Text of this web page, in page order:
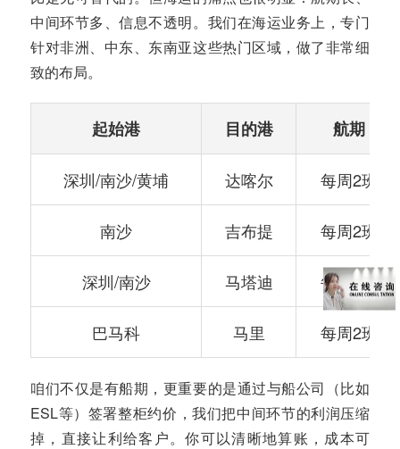
中间环节多、信息不透明。我们在海运业务上，专门
针对非洲、中东、东南亚这些热门区域，做了非常细
致的布局。
起始港 目的港 航期
深圳/南沙/黄埔 达喀尔 每周2班
南沙 吉布提 每周2班
深圳/南沙 马塔迪 每周2班
巴马科 马里 每周2班
咱们不仅是有船期，更重要的是通过与船公司（比如
ESL等）签署整柜约价，我们把中间环节的利润压缩
掉，直接让利给客户。你可以清晰地算账，成本可